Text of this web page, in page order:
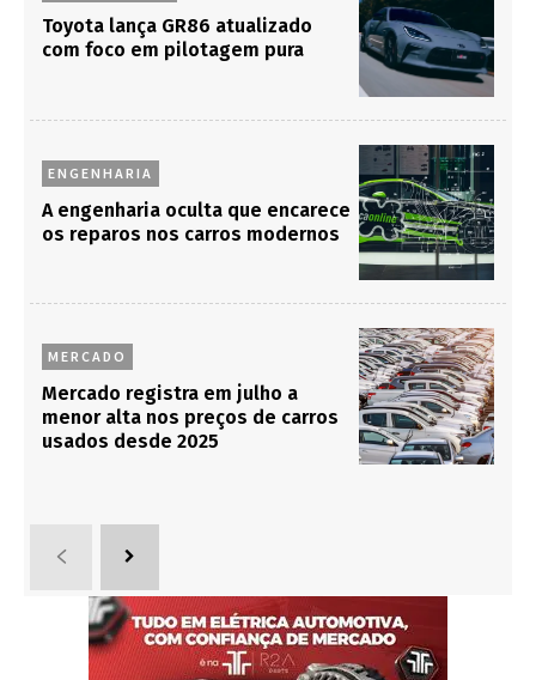
Toyota lança GR86 atualizado
com foco em pilotagem pura
ENGENHARIA
A engenharia oculta que encarece
os reparos nos carros modernos
MERCADO
Mercado registra em julho a
menor alta nos preços de carros
usados desde 2025